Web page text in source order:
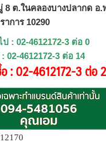
8 ต.ในคลองบางปลากด อ.
การ 10290
: 02-4612172-3 ต่อ 0
02-4612172-3 ต่อ 14
: 02-4612172-3 ต่อ